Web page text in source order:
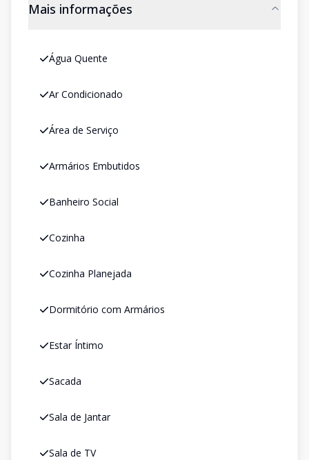
Mais informações
Água Quente
Ar Condicionado
Área de Serviço
Armários Embutidos
Banheiro Social
Cozinha
Cozinha Planejada
Dormitório com Armários
Estar Íntimo
Sacada
Sala de Jantar
Sala de TV